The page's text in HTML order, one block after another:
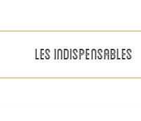
LES INDISPENSABLES